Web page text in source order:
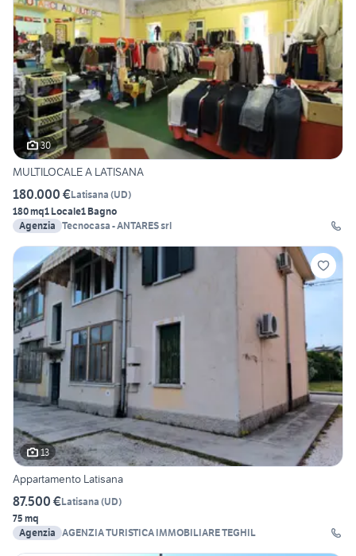
30
MULTILOCALE A LATISANA
180.000 €Latisana (UD)
180 mq1 Locale1 Bagno
Agenzia Tecnocasa - ANTARES srl
13
Appartamento Latisana
87.500 €Latisana (UD)
75 mq
Agenzia AGENZIA TURISTICA IMMOBILIARE TEGHIL